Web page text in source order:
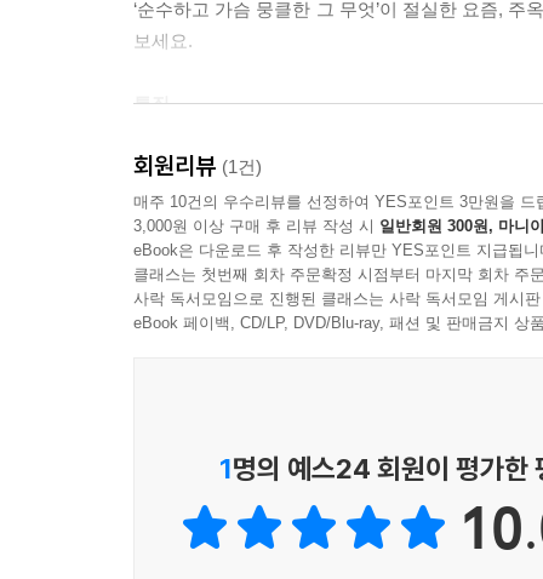
‘순수하고 가슴 뭉클한 그 무엇’이 절실한 요즘,
보세요.
특징
1. 읽기 쉬운 영어로 Rewriting
한국인이 가장 좋아하는 세계명작만을 엄선하여,
다시 읽는 세계명작 New Collection』은
각색하였으며, 어려운 어휘는 별도로 설명하였으
2. 학습 효과를 배가시키는 Summary
전문 원어민 성우들의 실감나는 연기가 담긴
4.독자를 고려한 최적의 디자인
회원리뷰 (1건)
매주 10건의 우수리뷰를 선정하여 YES포인트 3만원을 드
3,000원 이상 구매 후 리뷰 작성 시 일반회원 300원, 마니
eBook은 다운로드 후 작성한 리뷰만 YES포인트 지급됩니
클래스는 첫번째 회차 주문확정 시점부터 마지막 회차 주
사락 독서모임으로 진행된 클래스는 사락 독서모임 게시
eBook 페이백, CD/LP, DVD/Blu-ray, 패션 및 판매금지 상
1명의 예스24 회원이 평가한